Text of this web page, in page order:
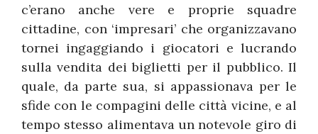
c’erano anche vere e proprie squadre
cittadine, con ‘impresari’ che organizzavano
tornei ingaggiando i giocatori e lucrando
sulla vendita dei biglietti per il pubblico. Il
quale, da parte sua, si appassionava per le
sfide con le compagini delle città vicine, e al
tempo stesso alimentava un notevole giro di